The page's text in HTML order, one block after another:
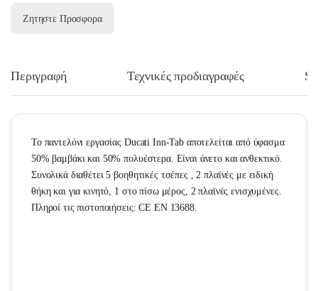
Ζητηστε Προσφορα
Περιγραφή Τεχνικές προδιαγραφές
Το παντελόνι εργασίας Ducati Inn-Tab αποτελείται από ύφασμα
50% βαμβάκι και 50% πολυέστερα. Είναι άνετο και ανθεκτικό.
Συνολικά διαθέτει 5 βοηθητικές τσέπες , 2 πλαϊνές με ειδική
θήκη και για κινητό, 1 στο πίσω μέρος, 2 πλαϊνές ενισχυμένες.
Πληροί τις πιστοποιήσεις: CE EN 13688.